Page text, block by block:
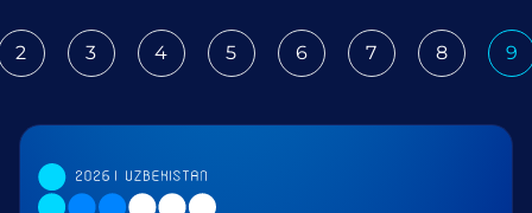
2 3 4 5 6 7 8 9